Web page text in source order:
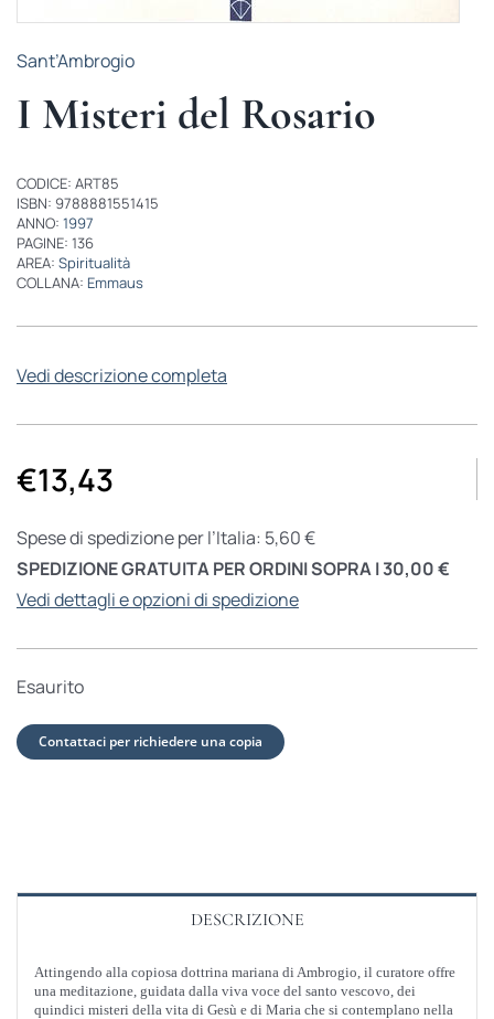
Sant’Ambrogio
I Misteri del Rosario
CODICE: ART85
ISBN: 9788881551415
ANNO: 1997
PAGINE: 136
AREA: Spiritualità
COLLANA: Emmaus
Vedi descrizione completa
€13,43
Spese di spedizione per l’Italia: 5,60 €
SPEDIZIONE GRATUITA PER ORDINI SOPRA I 30,00 €
Vedi dettagli e opzioni di spedizione
Esaurito
Contattaci per richiedere una copia
DESCRIZIONE
Attingendo alla copiosa dottrina mariana di Ambrogio, il curatore offre
una meditazione, guidata dalla viva voce del santo vescovo, dei
quindici misteri della vita di Gesù e di Maria che si contemplano nella